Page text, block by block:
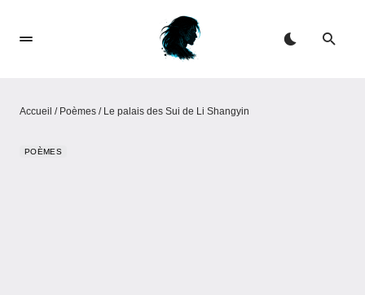
Accueil / Poèmes / Le palais des Sui de Li Shangyin
POÈMES